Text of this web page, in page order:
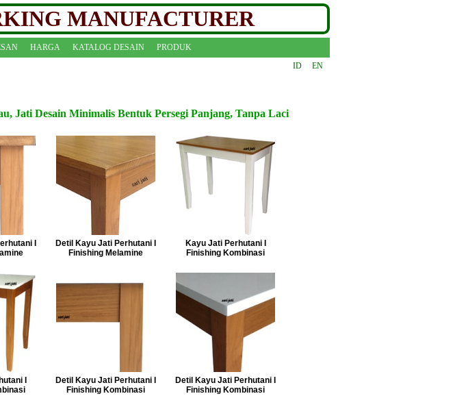
MANUFACTURER
HARGA KATALOG DESAIN
PRODUK
EN
ID
Jati Desain Minimalis Bentuk Persegi Panjang, Tanpa Laci
I
Detil Kayu Jati Perhutani I
Finishing Melamine
Kayu Jati Perhutani I
Finishing Kombinasi
I
Detil Kayu Jati Perhutani I
Finishing Kombinasi
Detil Kayu Jati Perhutani I
Finishing Kombinasi